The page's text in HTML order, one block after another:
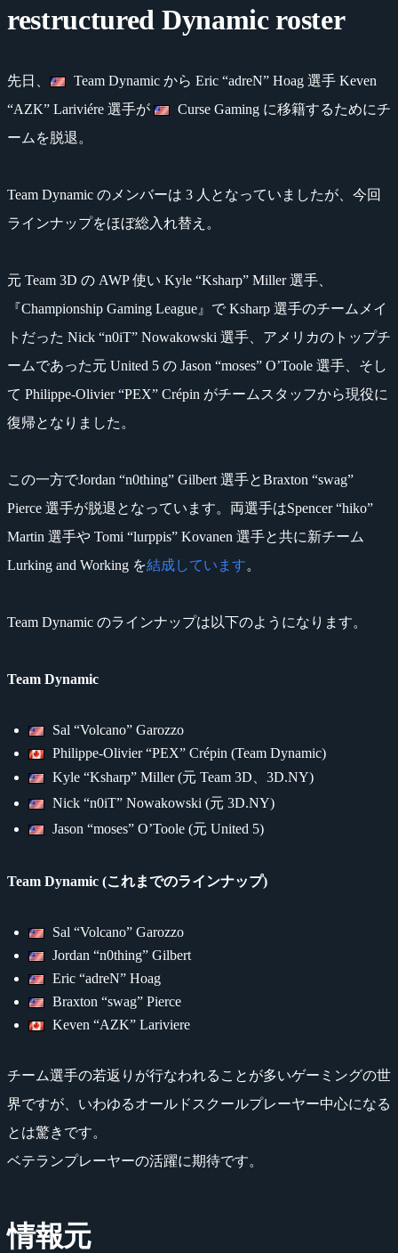
restructured Dynamic roster
先日、
Team Dynamic から Eric “adreN” Hoag 選手 Keven
“AZK” Lariviére 選手が
Curse Gaming に移籍するためにチ
ームを脱退。
Team Dynamic のメンバーは 3 人となっていましたが、今回
ラインナップをほぼ総入れ替え。
元 Team 3D の AWP 使い Kyle “Ksharp” Miller 選手、
『Championship Gaming League』で Ksharp 選手のチームメイ
トだった Nick “n0iT” Nowakowski 選手、アメリカのトップチ
ームであった元 United 5 の Jason “moses” O’Toole 選手、そし
て Philippe-Olivier “PEX” Crépin がチームスタッフから現役に
復帰となりました。
この一方でJordan “n0thing” Gilbert 選手とBraxton “swag”
Pierce 選手が脱退となっています。両選手はSpencer “hiko”
Martin 選手や Tomi “lurppis” Kovanen 選手と共に新チーム
Lurking and Working を結成しています。
Team Dynamic のラインナップは以下のようになります。
Team Dynamic
Sal “Volcano” Garozzo
Philippe-Olivier “PEX” Crépin (Team Dynamic)
Kyle “Ksharp” Miller (元 Team 3D、3D.NY)
Nick “n0iT” Nowakowski (元 3D.NY)
Jason “moses” O’Toole (元 United 5)
Team Dynamic (これまでのラインナップ)
Sal “Volcano” Garozzo
Jordan “n0thing” Gilbert
Eric “adreN” Hoag
Braxton “swag” Pierce
Keven “AZK” Lariviere
チーム選手の若返りが行なわれることが多いゲーミングの世
界ですが、いわゆるオールドスクールプレーヤー中心になる
とは驚きです。
ベテランプレーヤーの活躍に期待です。
情報元